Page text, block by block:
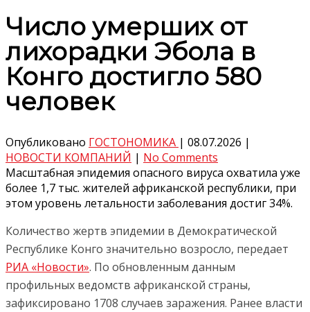
Число умерших от
лихорадки Эбола в
Конго достигло 580
человек
Опубликовано ГОСТОНОМИКА | 08.07.2026 |
НОВОСТИ КОМПАНИЙ | No Comments
Масштабная эпидемия опасного вируса охватила уже
более 1,7 тыс. жителей африканской республики, при
этом уровень летальности заболевания достиг 34%.
Количество жертв эпидемии в Демократической
Республике Конго значительно возросло, передает
РИА «Новости». По обновленным данным
профильных ведомств африканской страны,
зафиксировано 1708 случаев заражения. Ранее власти